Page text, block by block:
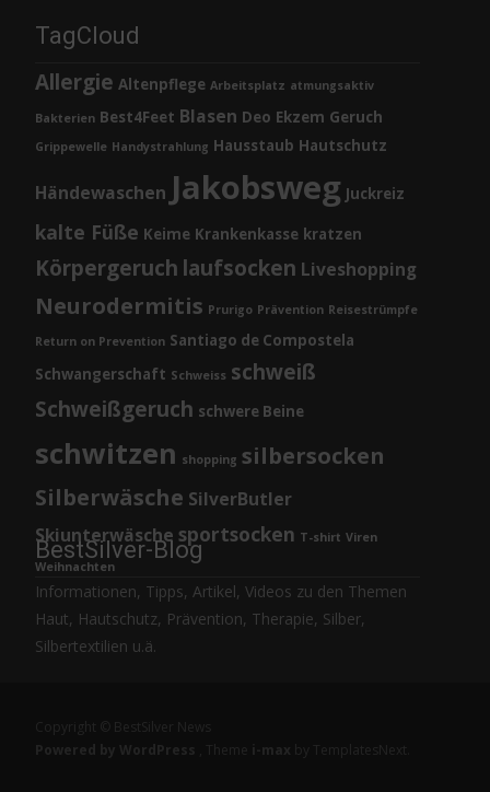
TagCloud
Allergie Altenpflege Arbeitsplatz atmungsaktiv
Bakterien Best4Feet Blasen Deo Ekzem Geruch
Grippewelle Handystrahlung Hausstaub Hautschutz
Händewaschen Jakobsweg Juckreiz
kalte Füße Keime Krankenkasse kratzen
Körpergeruch laufsocken Liveshopping
Neurodermitis Prurigo Prävention Reisestrümpfe
Return on Prevention Santiago de Compostela
Schwangerschaft Schweiss schweiß
Schweißgeruch schwere Beine
schwitzen shopping silbersocken
Silberwäsche SilverButler
Skiunterwäsche sportsocken T-shirt Viren
Weihnachten
BestSilver-Blog
Informationen, Tipps, Artikel, Videos zu den Themen
Haut, Hautschutz, Prävention, Therapie, Silber,
Silbertextilien u.ä.
Powered by WordPress
i-max